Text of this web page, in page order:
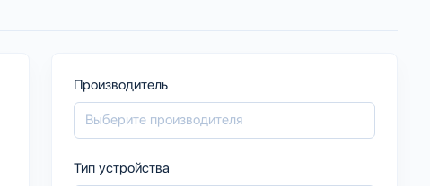
Производитель
Тип устройства